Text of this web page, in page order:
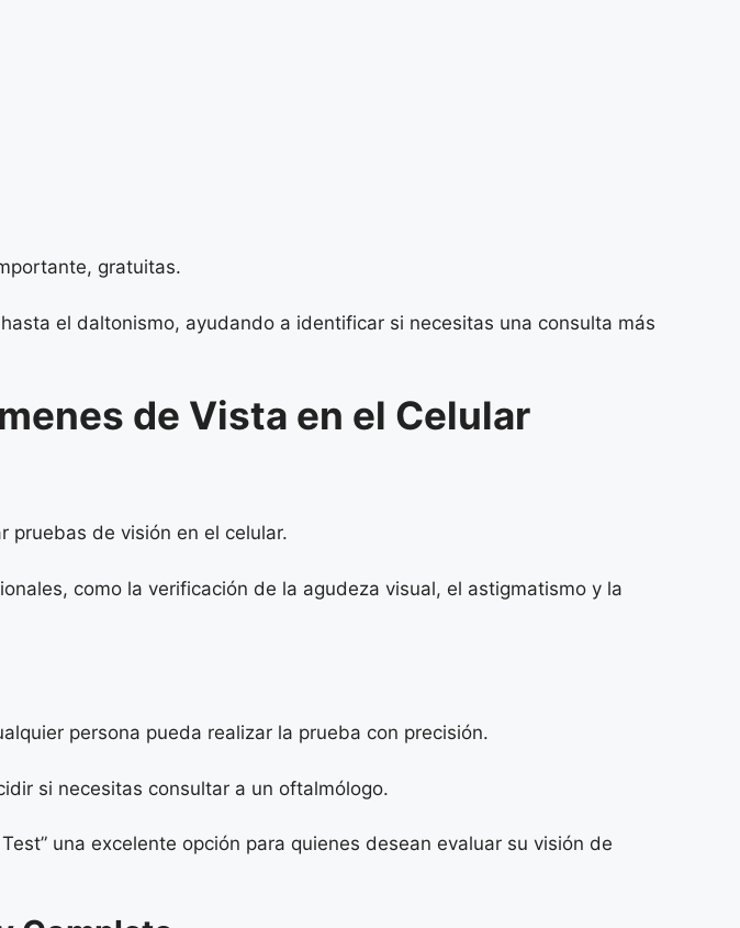
gratuitas.
el daltonismo, ayudando a identificar si necesitas una consulta más
de Vista en el Celular
pruebas de visión en el celular.
como la verificación de la agudeza visual, el astigmatismo y la
persona pueda realizar la prueba con precisión.
si necesitas consultar a un oftalmólogo.
una excelente opción para quienes desean evaluar su visión de